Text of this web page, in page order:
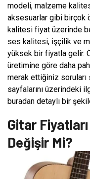
modeli, malzeme
aksesuarlar gibi birçok
kalitesi fiyat üzerinde
ses kalitesi, işçilik ve
yüksek bir fiyatla gelir.
üretimine göre daha
merak ettiğiniz soruları
sayfalarını üzerindeki
buradan detaylı bir
Gitar
Değişir Mi?